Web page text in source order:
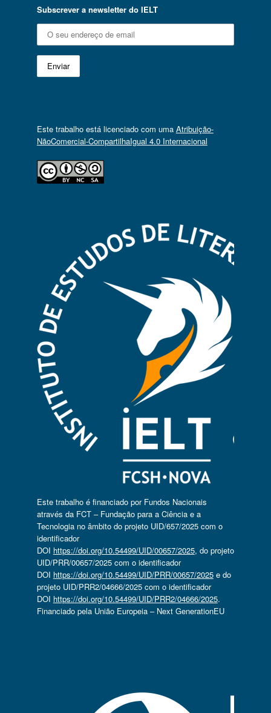
Subscrever a newsletter do IELT
Este trabalho está licenciado com uma Atribuição-
NãoComercial-CompartilhaIgual 4.0 Internacional
Este trabalho é financiado por Fundos Nacionais
através da FCT – Fundação para a Ciência e a
Tecnologia no âmbito do projeto UID/657/2025 com o
identificador
DOI https://doi.org/10.54499/UID/00657/2025, do projeto
UID/PRR/00657/2025 com o identificador
DOI https://doi.org/10.54499/UID/PRR/00657/2025e do
projeto UID/PRR2/04666/2025 com o identificador
DOI https://doi.org/10.54499/UID/PRR2/04666/2025.
Financiado pela União Europeia – Next GenerationEU